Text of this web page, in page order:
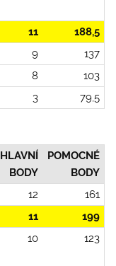
11
188,5
9
137
8
103
3 79,5
HLAVNÍ
BODY
POMOCNÉ
BODY
12
161
11
199
10 123